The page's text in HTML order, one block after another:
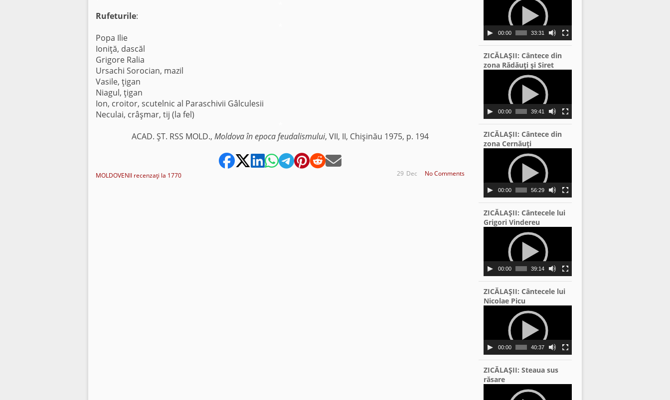
Rufeturile:
Popa Ilie
Ioniţă, dascăl
Grigore Ralia
Ursachi Sorocian, mazil
Vasile, ţigan
Niagul, ţigan
Ion, croitor, scutelnic al Paraschivii Gâlculesii
Neculai, crâşmar, tij (la fel)
ACAD. ŞT. RSS MOLD., Moldova în epoca feudalismului, VII, II, Chişinău 1975, p. 194
MOLDOVENII recenzaţi la 1770 No Comments
Dec
29
00:00 33:31
ZICĂLAŞII: Cântece din
zona Rădăuţi şi Siret
00:00 39:41
ZICĂLAŞII: Cântece din
zona Cernăuţi
00:00 56:29
ZICĂLAŞII: Cântecele lui
Grigori Vindereu
00:00 39:14
ZICĂLAŞII: Cântecele lui
Nicolae Picu
00:00 40:37
ZICĂLAŞII: Steaua sus
răsare